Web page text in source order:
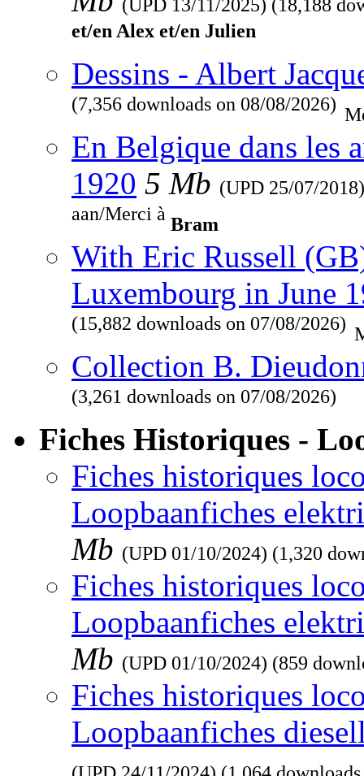
(UPD 13/11/2025) (18,188
et/en Alex et/en Julien
Dessins - Albert
(7,356 downloads on 08/08/2026)
En Belgique dans les
1920 5 Mb (UPD 25/07/2018
aan/Merci à Bram
With Eric Russell
Luxembourg in June
(15,882 downloads on 07/08/2026)
Collection B.
(3,261 downloads on 07/08/2026)
Fiches Historiques -
Fiches historiques
Loopbaanfiches
Mb (UPD 01/10/2024) (1,320
Fiches historiques
Loopbaanfiches
Mb (UPD 01/10/2024) (859
Fiches historiques
Loopbaanfiches